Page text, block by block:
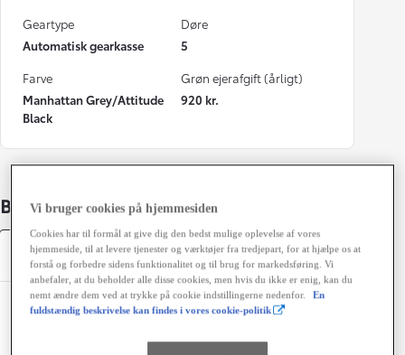
Geartype
Automatisk gearkasse
Døre
5
Farve
Manhattan Grey/Attitude
Black
Grøn ejerafgift (årligt)
920 kr.
Bildetaljer
Specifikationer
Dimensioner og mål
Vi bruger cookies på hjemmesiden
Cookies har til formål at give dig den bedst mulige oplevelse af vores
hjemmeside, til at levere tjenester og værktøjer fra tredjepart, for at hjælpe os at
forstå og forbedre sidens funktionalitet og til brug for markedsføring. Vi
anbefaler, at du beholder alle disse cookies, men hvis du ikke er enig, kan du
nemt ændre dem ved at trykke på cookie indstillingerne nedenfor.
En
fuldstændig beskrivelse kan findes i vores cookie-politik